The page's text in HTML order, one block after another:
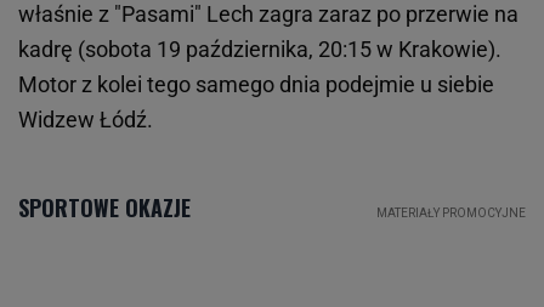
właśnie z "Pasami" Lech zagra zaraz po przerwie na
kadrę (sobota 19 października, 20:15 w Krakowie).
Motor z kolei tego samego dnia podejmie u siebie
Widzew Łódź.